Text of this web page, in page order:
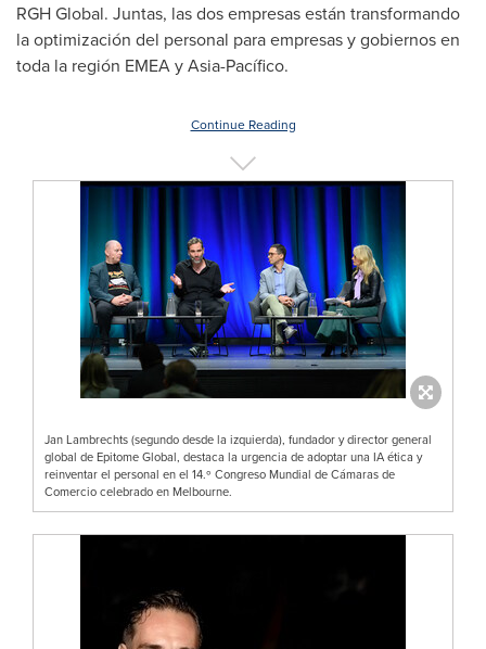
RGH Global. Juntas, las dos empresas están transformando
la optimización del personal para empresas y gobiernos en
toda la región EMEA y Asia-Pacífico.
Continue Reading
Jan Lambrechts (segundo desde la izquierda), fundador y director general
global de Epitome Global, destaca la urgencia de adoptar una IA ética y
reinventar el personal en el 14.º Congreso Mundial de Cámaras de
Comercio celebrado en Melbourne.